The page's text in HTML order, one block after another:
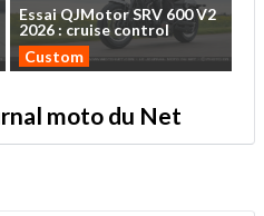
EssaiQJMotorSRV 600V2
2026 : cruise control
Custom
moto du Net